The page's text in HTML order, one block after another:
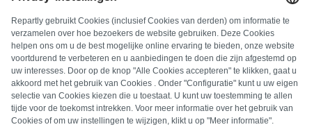
FAQ
Tous les codes d'erreur
À propos de nous
Presse
Mentions légales